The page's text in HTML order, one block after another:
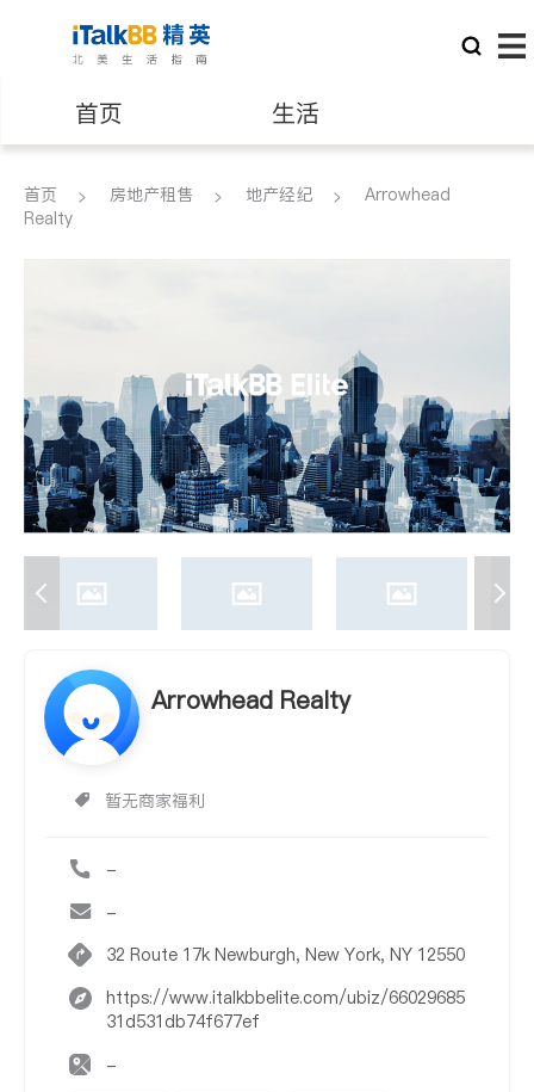
首页 生活
医生 律师
养老 非盈利组织
首页 房地产租售 地产经纪
Arrowhead
Realty
Arrowhead Realty
暂无商家福利
-
-
32 Route 17k Newburgh, New York, NY 12550
https://www.italkbbelite.com/ubiz/66029685
31d531db74f677ef
-